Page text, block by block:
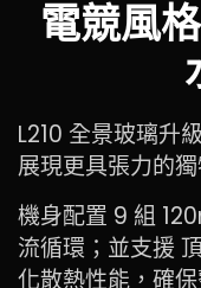
電競風
L210 全景玻璃升
展現更具張力的獨
機身配置 9 組
流循環；並支援
化散熱性能，確